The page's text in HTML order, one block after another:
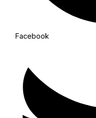
Facebook